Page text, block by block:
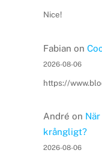
Nice!
Fabian on
2026-08-06
https://
André on
krångligt?
2026-08-06